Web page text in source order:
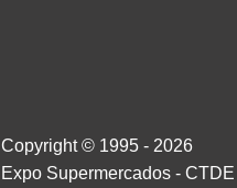
Copyright © 1995 - 2026
Expo Supermercados - CTDE